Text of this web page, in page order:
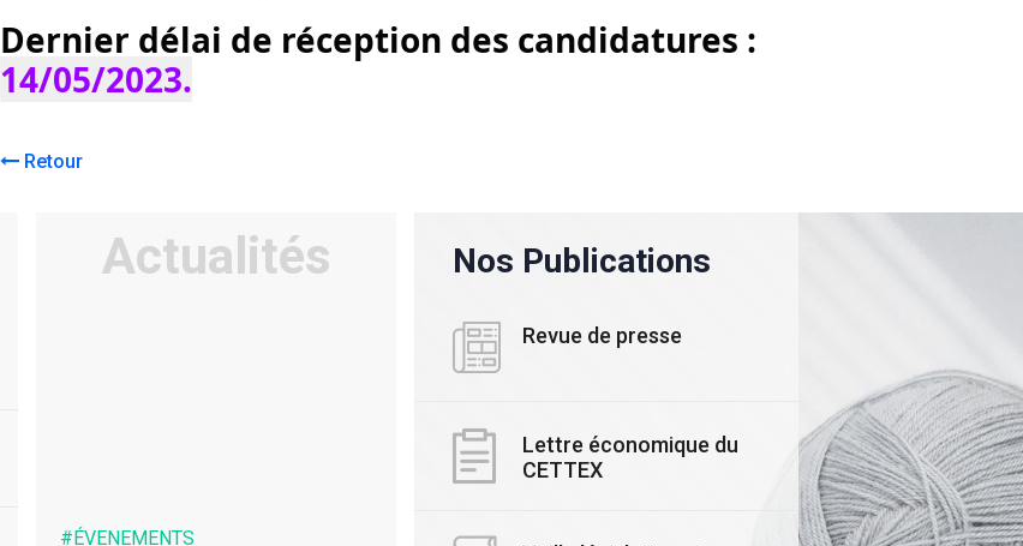
D
14/05/2023.
Retour
Actualités
#ÉVENEMENTS #ACTUALITE #ACTUALITE
Nos Publications
Revue de presse
Lettre économique du
CETTEX